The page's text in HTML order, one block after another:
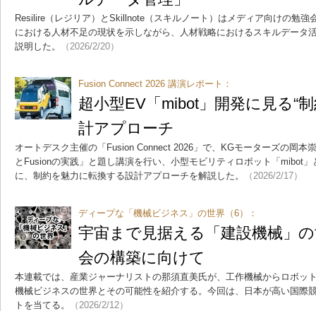
Resilire（レジリア）とSkillnote（スキルノート）はメディア向けの勉強
における人材不足の現状を示しながら、人材戦略におけるスキルデータ
説明した。
（2026/2/20）
Fusion Connect 2026 講演レポート：
超小型EV「mibot」開発に見る“
計アプローチ
オートデスク主催の「Fusion Connect 2026」で、KGモーターズの岡本
とFusionの実践」と題し講演を行い、小型モビリティロボット「mibot
に、制約を魅力に転換する設計アプローチを解説した。
（2026/2/17）
ディープな「機械ビジネス」の世界（6）：
宇宙まで見据える「建設機械」
会の構築に向けて
本連載では、産業ジャーナリストの那須直美氏が、工作機械からロボッ
機械ビジネスの世界とその可能性を紹介する。今回は、日本が高い国際
トを当てる。
（2026/2/12）